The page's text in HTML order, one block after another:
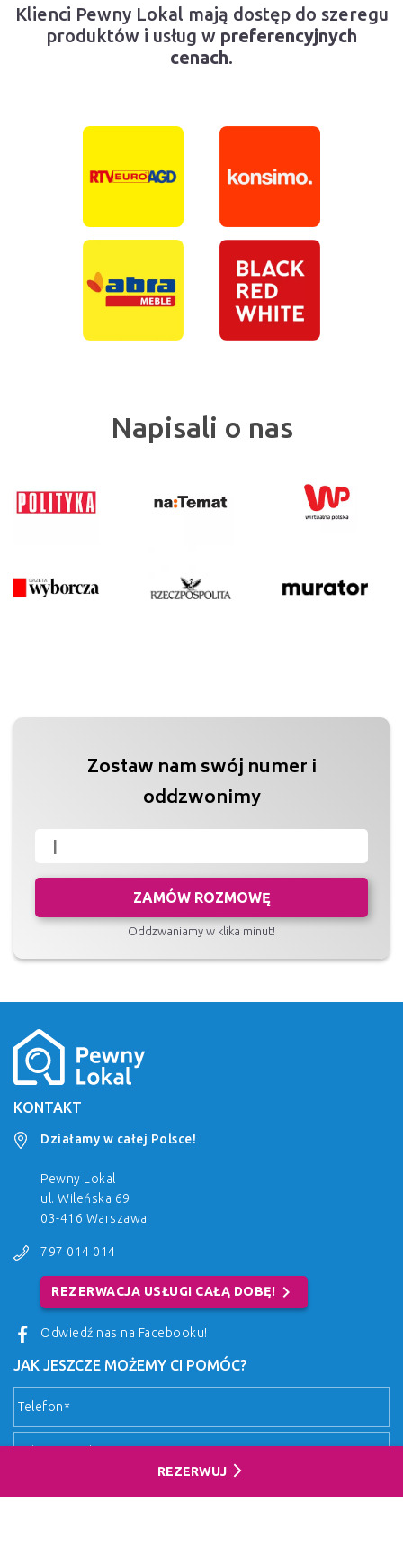
Klienci Pewny Lokal mają dostęp do szeregu
produktów i usług w preferencyjnych
cenach.
Napisali o nas
Zostaw nam swój numer i
oddzwonimy
ZAMÓW ROZMOWĘ
Oddzwaniamy w klika minut!
KONTAKT
Działamy w całej Polsce!
Pewny Lokal
ul. Wileńska 69
03-416 Warszawa
797 014 014
REZERWACJA USŁUGI CAŁĄ DOBĘ! chevron_right
Odwiedź nas na Facebooku!
JAK JESZCZE MOŻEMY CI POMÓC?
REZERWUJ arrow_forward_ios